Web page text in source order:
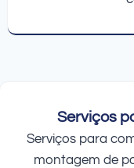
Serviços
Serviços para
montagem de